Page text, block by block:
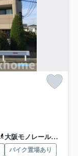
大阪モノレール本線「摂津」駅 徒歩46分
バイク置場あり